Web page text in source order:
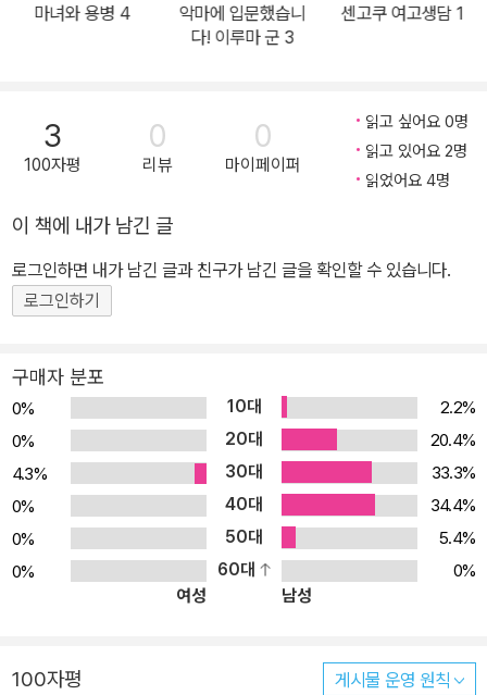
마녀와 용병 4
악마에 입문했습니
다! 이루마 군 3
센고쿠 여고생담 1
3
100자평
0
리뷰
0
마이페이퍼
읽고 싶어요 0명
읽고 있어요 2명
읽었어요 4명
이 책에 내가 남긴 글
로그인하면 내가 남긴 글과 친구가 남긴 글을 확인할 수 있습니다.
로그인하기
구매자 분포
0% 10대
2.2%
0%
20대
20.4%
4.3%
30대
33.3%
0%
40대
34.4%
0%
50대
5.4%
0%
60대
0%
여성
남성
100자평 게시물 운영 원칙